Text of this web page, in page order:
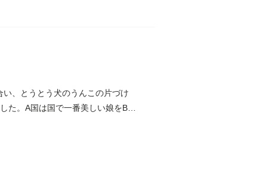
、とうとう犬のうんこの片づけ
。A国は国で一番美しい娘をB国